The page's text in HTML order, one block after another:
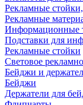
Рекламные
Рекламные
Информационные
Подставки для
Рекламные стойки
Световое
Бейджи и
Бейджи
Держатели для